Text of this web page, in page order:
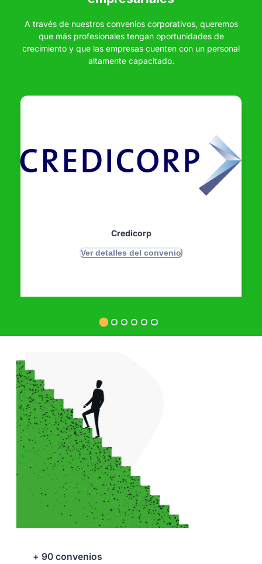
A través de nuestros convenios corporativos, queremos
que más profesionales tengan oportunidades de
crecimiento y que las empresas cuenten con un personal
altamente capacitado.
Credicorp
Ver detalles del convenio
+ 90 convenios